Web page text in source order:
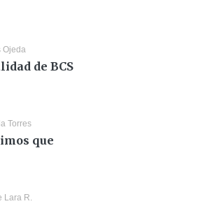
Ojeda
de BCS
Torres
que
Lara R.